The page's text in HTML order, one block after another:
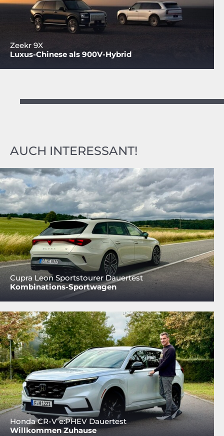
Zeekr 9X
Luxus-Chinese als 900V-Hybrid
AUCH INTERESSANT!
Cupra Leon Sportstourer Dauertest
Kombinations-Sportwagen
Honda CR-V e:PHEV Dauertest
Willkommen Zuhause